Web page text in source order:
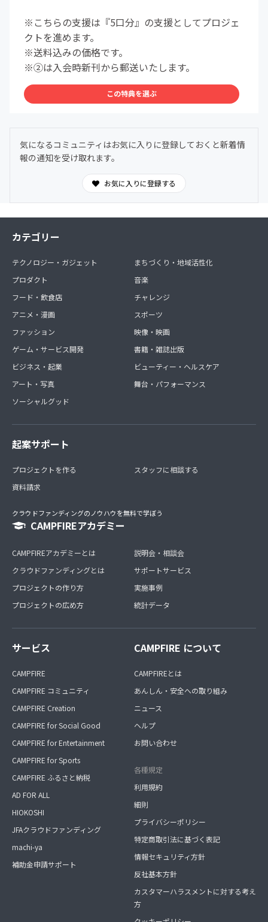
※こちらの支援は『5口分』の支援としてプロジェ
クトを進めます。
※送料込みの価格です。
※②は入会時新刊から郵送いたします。
この特典を選ぶ
気になるコミュニティはお気に入りに登録しておくと新着情
報の通知を受け取れます。
お気に入りに登録する
カテゴリー
テクノロジー・ガジェット
プロダクト
フード・飲食店
アニメ・漫画
ファッション
ゲーム・サービス開発
ビジネス・起業
アート・写真
ソーシャルグッド
まちづくり・地域活性化
音楽
チャレンジ
スポーツ
映像・映画
書籍・雑誌出版
ビューティー・ヘルスケア
舞台・パフォーマンス
起案サポート
プロジェクトを作る
資料請求
スタッフに相談する
クラウドファンディングのノウハウを無料で学ぼう
CAMPFIREアカデミー
CAMPFIREアカデミーとは
クラウドファンディングとは
プロジェクトの作り方
プロジェクトの広め方
説明会・相談会
サポートサービス
実施事例
統計データ
サービス
CAMPFIRE
CAMPFIRE コミュニティ
CAMPFIRE Creation
CAMPFIRE for Social Good
CAMPFIRE for Entertainment
CAMPFIRE for Sports
CAMPFIRE ふるさと納税
AD FOR ALL
HIOKOSHI
JFAクラウドファンディング
machi-ya
補助金申請サポート
CAMPFIRE について
CAMPFIREとは
あんしん・安全への取り組み
ニュース
ヘルプ
お問い合わせ
各種規定
利用規約
細則
プライバシーポリシー
特定商取引法に基づく表記
情報セキュリティ方針
反社基本方針
カスタマーハラスメントに対する考え
方